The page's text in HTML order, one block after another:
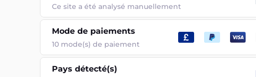
Ce site a été analysé manuellement
Mode de paiements
10 mode(s) de paiement
Pays détecté(s)